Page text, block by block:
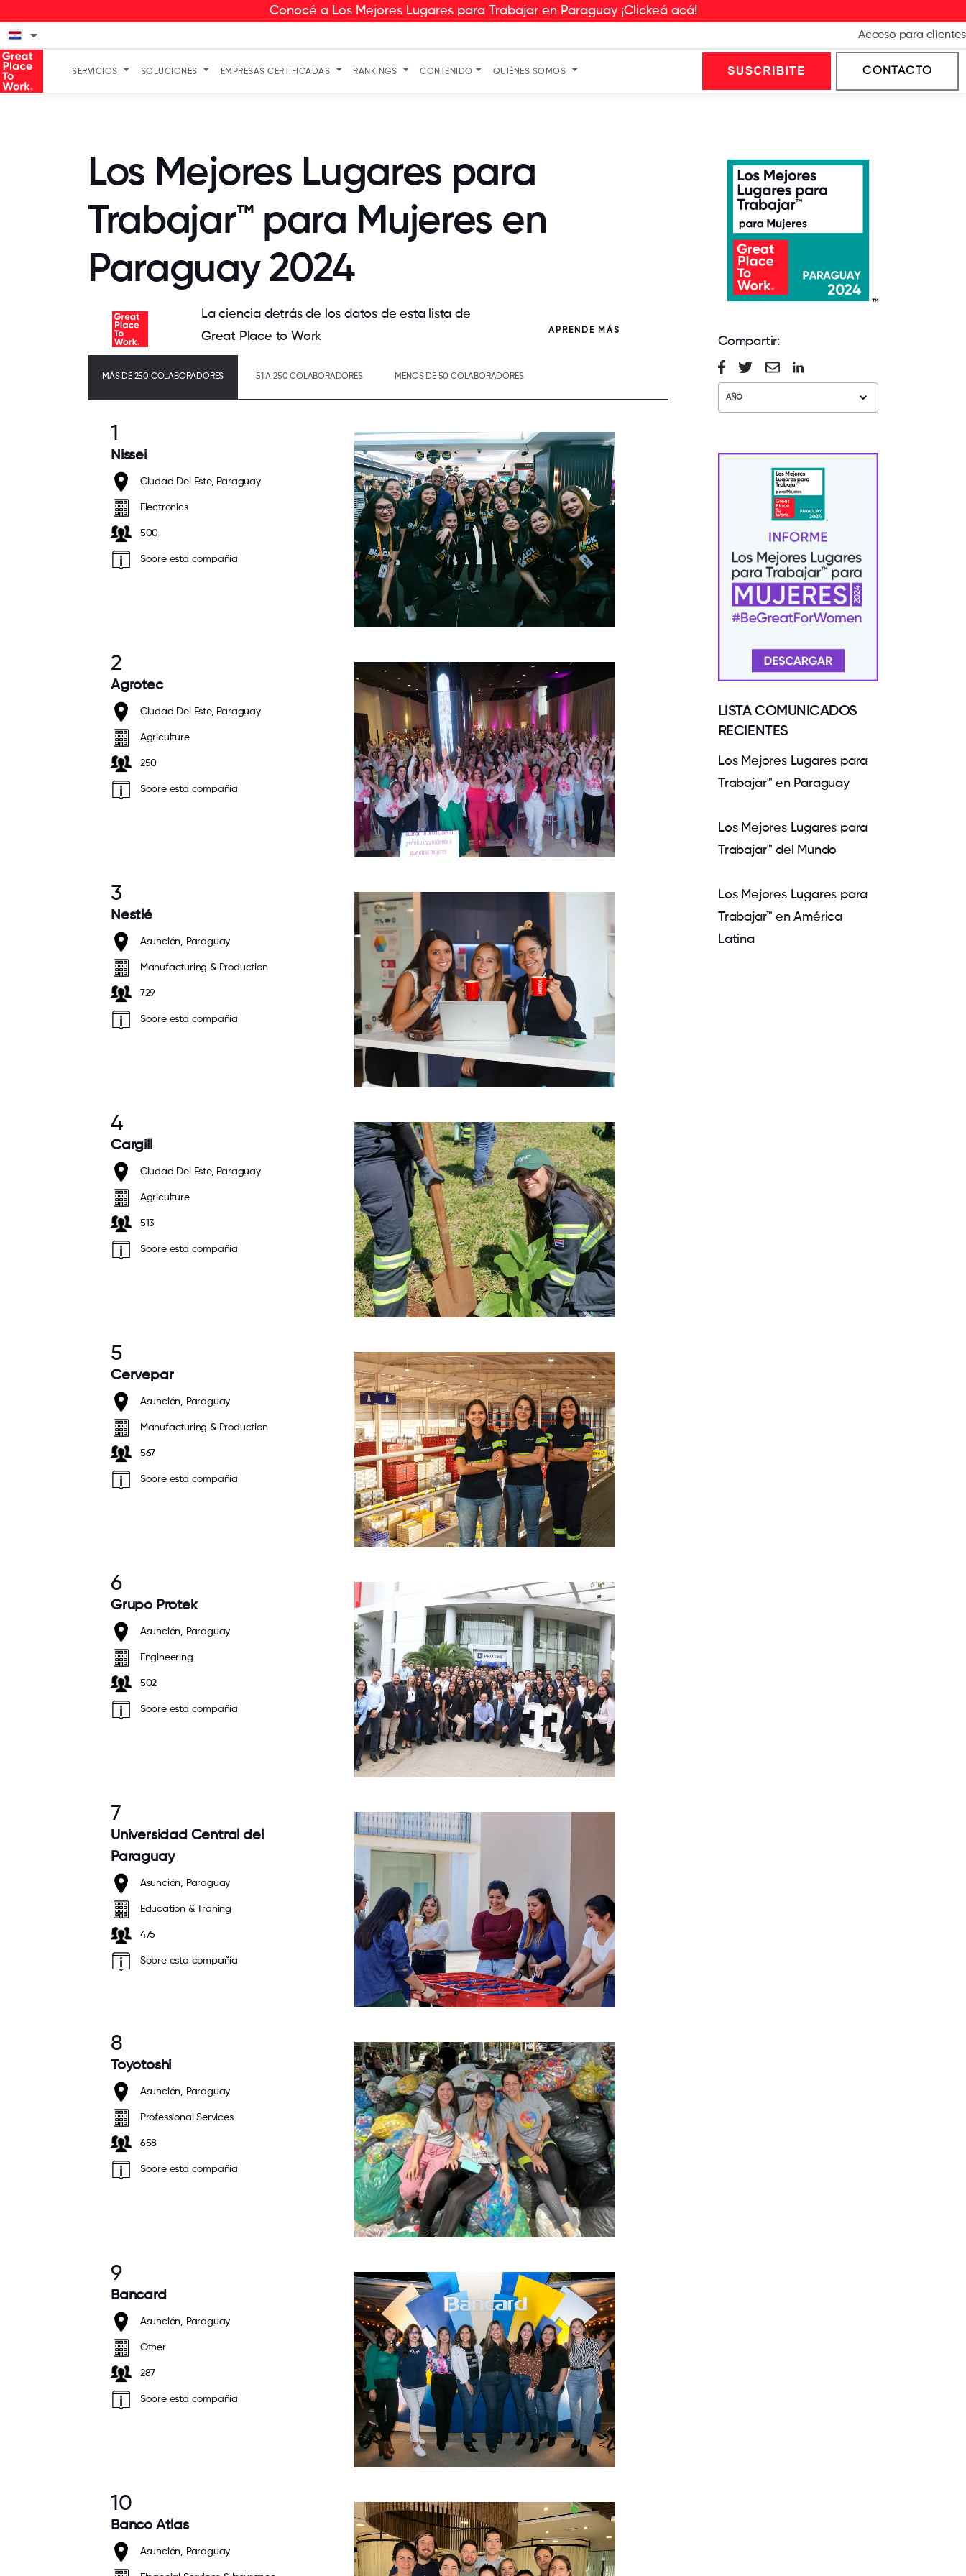
Conocé a Los Mejores Lugares para Trabajar en Paraguay ¡Clickeá acá!
Acceso para clientes
SERVICIOS SOLUCIONES EMPRESAS CERTIFICADAS RANKINGS CONTENIDO QUIÉNES SOMOS CONTACTO
Los Mejores Lugares para
Trabajar™ para Mujeres en
Paraguay 2024
La ciencia detrás de los datos de esta lista de
Great Place to Work
APRENDE MÁS
MÁS DE 250 COLABORADORES 51 A 250 COLABORADORES MENOS DE 50 COLABORADORES
1
Nissei
Ciudad Del Este, Paraguay
Electronics
500
Sobre esta compañía
2
Agrotec
Ciudad Del Este, Paraguay
Agriculture
250
Sobre esta compañía
3
Nestlé
Asunción, Paraguay
Manufacturing & Production
729
Sobre esta compañía
4
Cargill
Ciudad Del Este, Paraguay
Agriculture
513
Sobre esta compañía
5
Cervepar
Asunción, Paraguay
Manufacturing & Production
567
Sobre esta compañía
6
Grupo Protek
Asunción, Paraguay
Engineering
502
Sobre esta compañía
7
Universidad Central del
Paraguay
Asunción, Paraguay
Education & Traning
475
Sobre esta compañía
8
Toyotoshi
Asunción, Paraguay
Professional Services
658
Sobre esta compañía
9
Bancard
Asunción, Paraguay
Other
287
Sobre esta compañía
10
Banco Atlas
Asunción, Paraguay
Compartir:
AÑO
LISTA COMUNICADOS
RECIENTES
Los Mejores Lugares para
Trabajar™ en Paraguay
Los Mejores Lugares para
Trabajar™ del Mundo
Los Mejores Lugares para
Trabajar™ en América
Latina